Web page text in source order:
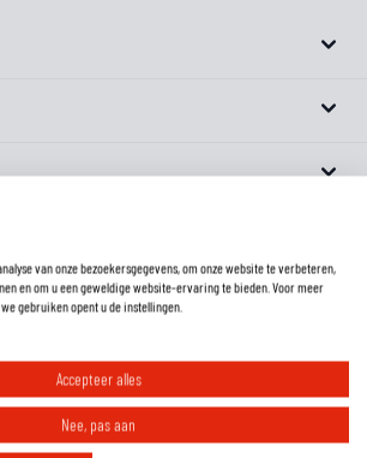
deze broek?
van onze bezoekersgegevens, om onze website te verbeteren,
en om u een geweldige website-ervaring te bieden. Voor meer
gebruiken opent u de instellingen.
Accepteer alles
Nee, pas aan